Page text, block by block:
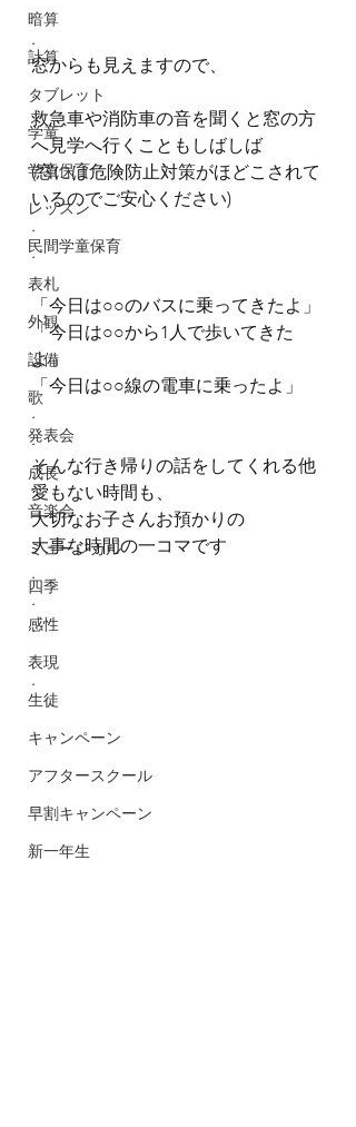
暗算
計算
タブレット
学童
学童保育
レッスン
民間学童保育
表札
外観
設備
歌
発表会
成長
音楽会
ミュージカル
四季
感性
表現
生徒
キャンペーン
アフタースクール
早割キャンペーン
新一年生
.
.
窓からも見えますので、
.
救急車や消防車の音を聞くと窓の方
へ見学へ行くこともしばしば
(窓には危険防止対策がほどこされて
いるのでご安心ください)
.
.
.
「今日は○○のバスに乗ってきたよ」
「今日は○○から1人で歩いてきた
よ」
「今日は○○線の電車に乗ったよ」
.
.
そんな行き帰りの話をしてくれる他
愛もない時間も、
大切なお子さんお預かりの
大事な時間の一コマです
.
.
.
.
.